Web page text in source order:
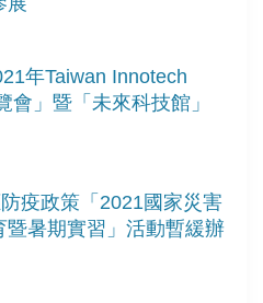
年Taiwan Innotech
會」暨「未來科技館」
疫政策「2021國家災害
暨暑期實習」活動暫緩辦